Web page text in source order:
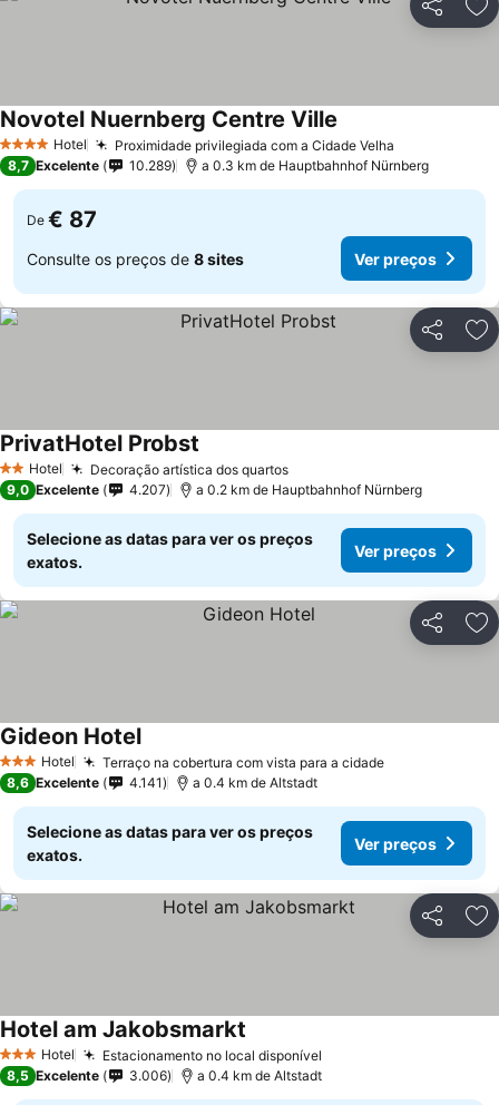
Partilhar
4 EstrelasHotel Proximidade privilegiada com a Cidade Velha
Novotel Nuernberg Centre Ville
8,7 Excelente 10.289 a 0.3 km de Hauptbahnhof Nürnberg
De € 87
Consulte os preços de 8 sites Ver preços
Partilhar
2 Estrelas
Hotel Decoração artística dos quartosVer preços
PrivatHotel Probst
9,0 Excelente 4.207 a 0.2 km de Hauptbahnhof Nürnberg
Selecione as datas para ver os preços
exatos.
Ver preços
Partilhar
3 EstrelasHotel Terraço na cobertura com vista para a cidadeVer preços
Gideon HotelVer preços
8,6 Excelente 4.141 a 0.4 km de Altstadt
Selecione as datas para ver os preços
exatos.
Ver preços
Partilhar
3 EstrelasHotel Estacionamento no local disponível
Hotel am Jakobsmarkt
8,5 Excelente 3.006 a 0.4 km de Altstadt